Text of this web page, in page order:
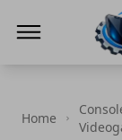
Home